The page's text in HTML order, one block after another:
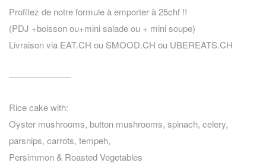
Profitez de notre formule à emporter à 25chf !!
(PDJ +boisson ou+mini salade ou + mini soupe)
Livraison via EAT.CH ou SMOOD.CH ou UBEREATS.CH
———————
Rice cake with:
Oyster mushrooms, button mushrooms, spinach, celery,
parsnips, carrots, tempeh,
Persimmon & Roasted Vegetables